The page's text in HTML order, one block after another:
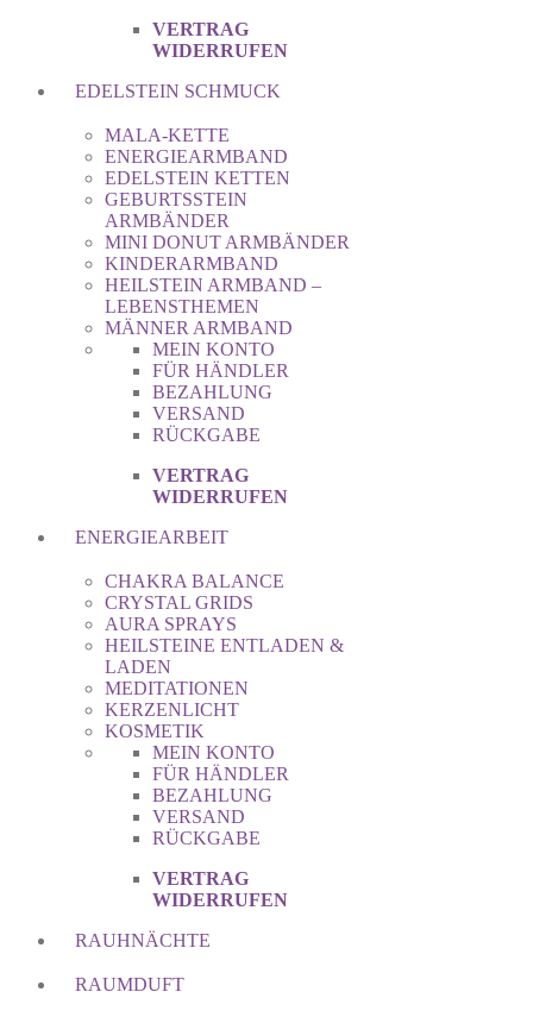
VERTRAG
WIDERRUFEN
EDELSTEIN SCHMUCK
MALA-KETTE
ENERGIEARMBAND
EDELSTEIN KETTEN
GEBURTSSTEIN
ARMBÄNDER
MINI DONUT ARMBÄNDER
KINDERARMBAND
HEILSTEIN ARMBAND –
LEBENSTHEMEN
MÄNNER ARMBAND
MEIN KONTO
FÜR HÄNDLER
BEZAHLUNG
VERSAND
RÜCKGABE
VERTRAG
WIDERRUFEN
ENERGIEARBEIT
CHAKRA BALANCE
CRYSTAL GRIDS
AURA SPRAYS
HEILSTEINE ENTLADEN &
LADEN
MEDITATIONEN
KERZENLICHT
KOSMETIK
MEIN KONTO
FÜR HÄNDLER
BEZAHLUNG
VERSAND
RÜCKGABE
VERTRAG
WIDERRUFEN
RAUHNÄCHTE
RAUMDUFT